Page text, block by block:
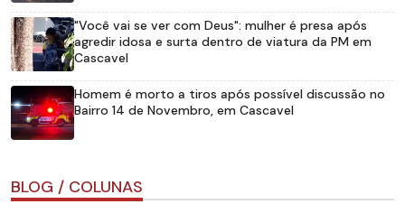
"Você vai se ver com Deus": mulher é presa após
agredir idosa e surta dentro de viatura da PM em
Cascavel
Homem é morto a tiros após possível discussão no
Bairro 14 de Novembro, em Cascavel
BLOG / COLUNAS